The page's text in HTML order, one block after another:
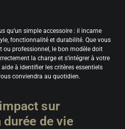
qu’un simple accessoire : il incarne
fonctionnalité et durabilité. Que vous
ou professionnel, le bon modèle doit
la charge et s’intégrer à votre
à identifier les critères essentiels
conviendra au quotidien.
sur
durée de vie